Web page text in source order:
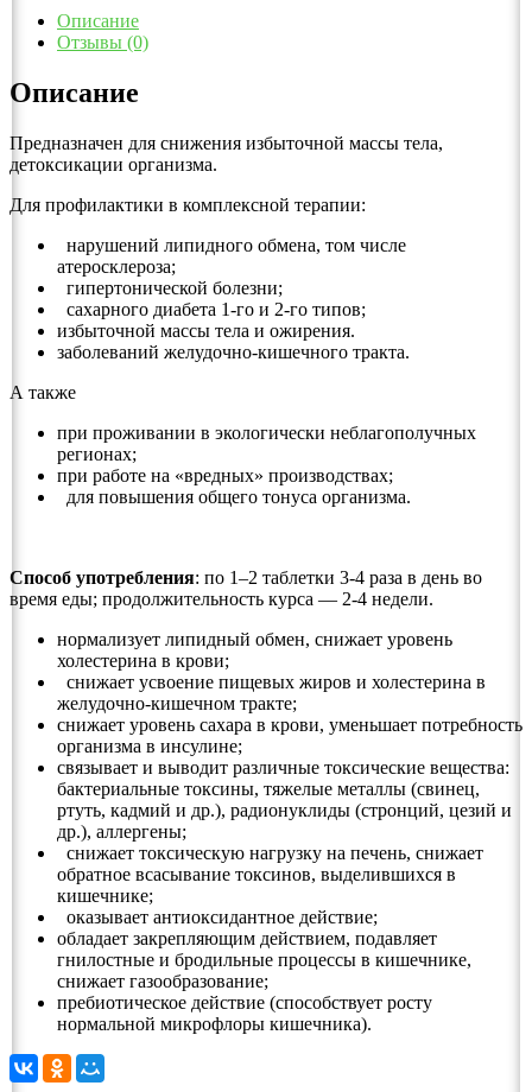
Описание
Отзывы (0)
Описание
Предназначен для снижения избыточной массы тела,
детоксикации организма.
Для профилактики в комплексной терапии:
нарушений липидного обмена, том числе
атеросклероза;
гипертонической болезни;
сахарного диабета 1-го и 2-го типов;
избыточной массы тела и ожирения.
заболеваний желудочно-кишечного тракта.
А также
при проживании в экологически неблагополучных
регионах;
при работе на «вредных» производствах;
для повышения общего тонуса организма.
Способ употребления: по 1–2 таблетки 3-4 раза в день во
время еды; продолжительность курса — 2-4 недели.
нормализует липидный обмен, снижает уровень
холестерина в крови;
снижает усвоение пищевых жиров и холестерина в
желудочно-кишечном тракте;
снижает уровень сахара в крови, уменьшает потребность
организма в инсулине;
связывает и выводит различные токсические вещества:
бактериальные токсины, тяжелые металлы (свинец,
ртуть, кадмий и др.), радионуклиды (стронций, цезий и
др.), аллергены;
снижает токсическую нагрузку на печень, снижает
обратное всасывание токсинов, выделившихся в
кишечнике;
оказывает антиоксидантное действие;
обладает закрепляющим действием, подавляет
гнилостные и бродильные процессы в кишечнике,
снижает газообразование;
пребиотическое действие (способствует росту
нормальной микрофлоры кишечника).